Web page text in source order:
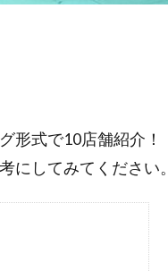
形式で10店舗紹介！
にしてみてください。